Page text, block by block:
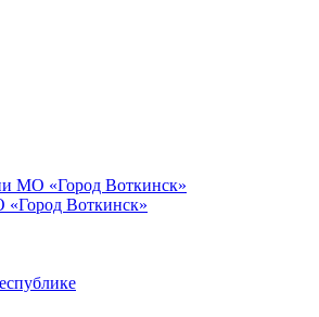
МО «Город Воткинск»
«Город Воткинск»